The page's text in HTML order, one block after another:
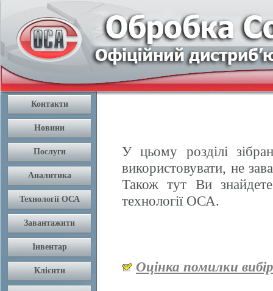
У цьому розділі
використовувати, не
Також тут Ви
технології ОСА.
Оцінка помилки